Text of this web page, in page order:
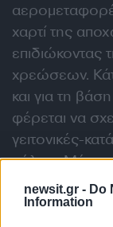
newsit.gr - Do
Information
χαρτί της
χρεώσεων.
και για τη
φέρεται να
γειτονικές-
πόλεις. Μένει
ξεκαθαρίσει